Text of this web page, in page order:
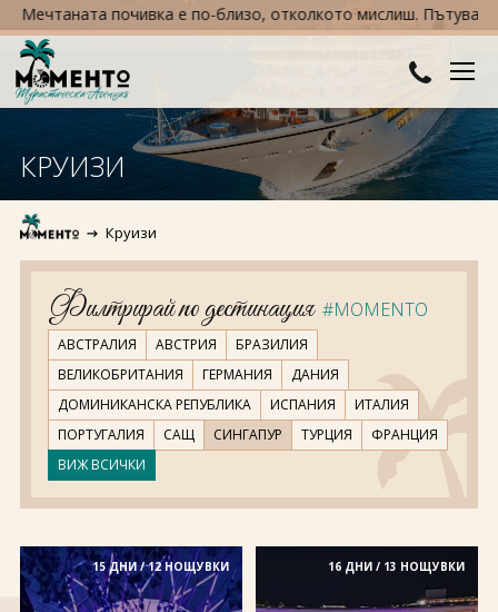
Мечтаната почивка е по-близо, отколкото мислиш. Пътувай
ДЕСТИНАЦИИ
Азия
Африка
Европа
Северна Америка
Южна Америка
ХОТЕЛИ
Хотели в България
Хотели в Гърция
Хотели в Турция
КРУИЗИ
ТУРЦИЯ
ПРАЗНИЦИ
Великден
Коледа
ПОЛЕЗНО
КОНТАКТИ
За нас
Полезно
Общи условия
Политика за
КРУИЗИ
Круизи
Филтрирай по дестинация #MOMENTO
АВСТРАЛИЯ АВСТРИЯ
БРАЗИЛИЯ
ВЕЛИКОБРИТАНИЯ
ГЕРМАНИЯ
ДАНИЯ
ДОМИНИКАНСКА РЕПУБЛИКА
ИСПАНИЯ
ИТАЛИЯ
ПОРТУГАЛИЯ
САЩ СИНГАПУР ТУРЦИЯ
ФРАНЦИЯ
ВИЖ ВСИЧКИ
15 ДНИ / 12 НОЩУВКИ 16 ДНИ / 13 НОЩУВКИ